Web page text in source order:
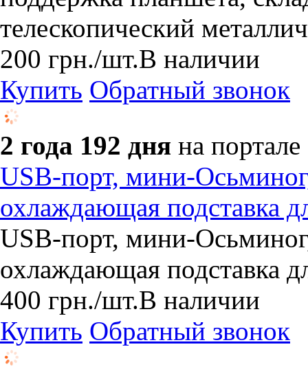
телескопический
200 грн./шт.В наличии
Купить Обратный звонок
2 года 192 дня на портале
USB-порт, мини-
охлаждающая подставка
USB-порт, мини-
охлаждающая подставка
400 грн./шт.В наличии
Купить Обратный звонок